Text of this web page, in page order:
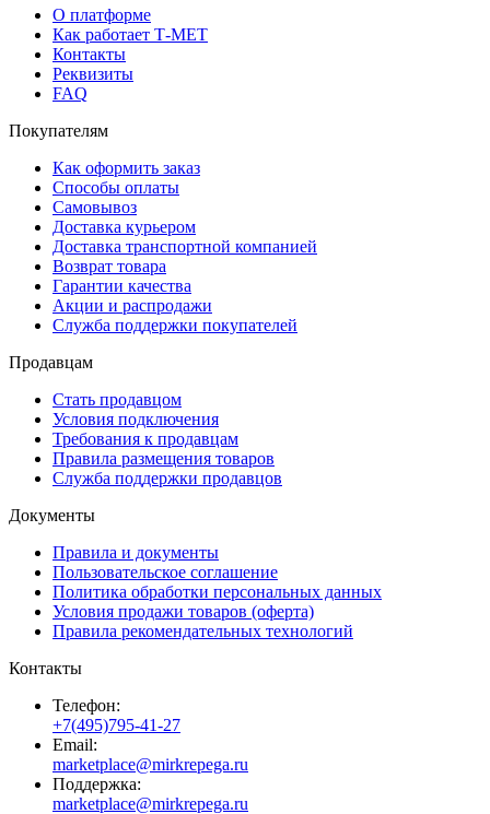
О платформе
Как работает Т-МЕТ
Контакты
Реквизиты
FAQ
Покупателям
Как оформить заказ
Способы оплаты
Самовывоз
Доставка курьером
Доставка транспортной компанией
Возврат товара
Гарантии качества
Акции и распродажи
Служба поддержки покупателей
Продавцам
Стать продавцом
Условия подключения
Требования к продавцам
Правила размещения товаров
Служба поддержки продавцов
Документы
Правила и документы
Пользовательское соглашение
Политика обработки персональных данных
Условия продажи товаров (оферта)
Правила рекомендательных технологий
Контакты
Телефон:
+7(495)795-41-27
Email:
marketplace@mirkrepega.ru
Поддержка:
marketplace@mirkrepega.ru